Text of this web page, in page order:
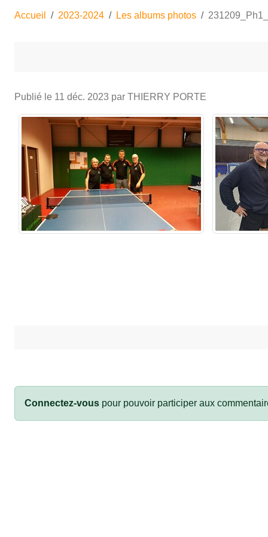
Accueil 2023-2024 Les albums photos
Publié le 11 déc. 2023 par THIERRY PORTE
Connectez-vous pour pouvoir participer aux